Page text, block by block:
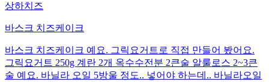
상하치즈
바스크 치즈케이크
바스크 치즈케이크 예요. 그릭요거트로 직접 만들어 봤어요.
그릭요거트 250g 계란 2개 옥수수전분 2큰술 알룰로스 2~3큰
술 예요. 바닐라 오일 5방울 정도.. 넣어야 하는데.. 바닐라오일